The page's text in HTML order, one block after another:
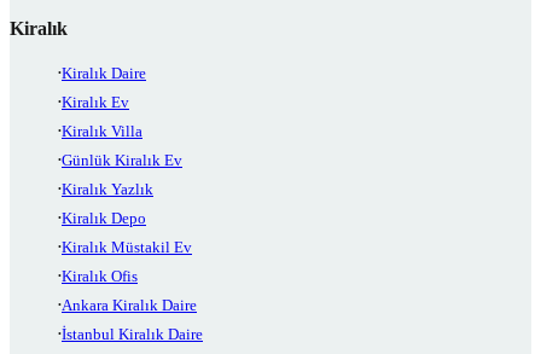
Kiralık
Kiralık Daire
Kiralık Ev
Kiralık Villa
Günlük Kiralık Ev
Kiralık Yazlık
Kiralık Depo
Kiralık Müstakil Ev
Kiralık Ofis
Ankara Kiralık Daire
İstanbul Kiralık Daire